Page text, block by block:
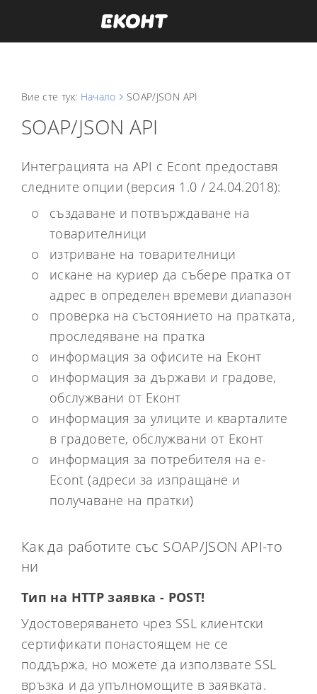
Вие сте тук: Начало SOAP/JSON API
SOAP/JSON API
Интеграцията на API с Econt предоставя
следните опции (версия 1.0 / 24.04.2018):
създаване и потвърждаване на
товарителници
изтриване на товарителници
искане на куриер да събере пратка от
адрес в определен времеви диапазон
проверка на състоянието на пратката,
проследяване на пратка
информация за офисите на Еконт
информация за държави и градове,
обслужвани от Еконт
информация за улиците и кварталите
в градовете, обслужвани от Еконт
информация за потребителя на e-
Econt (адреси за изпращане и
получаване на пратки)
Как да работите със SOAP/JSON API-то
ни
Тип на HTTP заявка - POST!
Удостоверяването чрез SSL клиентски
сертификати понастоящем не се
поддържа, но можете да използвате SSL
връзка и да упълномощите в заявката.